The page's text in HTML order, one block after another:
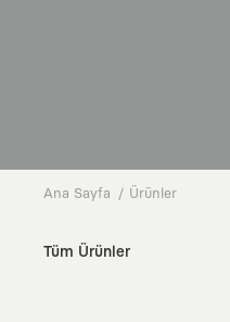
Ana Sayfa Ürünler
Tüm Ürünler